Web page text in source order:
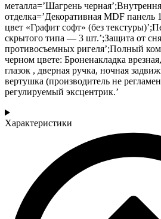
металла=’Шагрень
отделка=’Декоративная MDF панель
цвет «Графит софт» (без
скрытого типа — 3 шт.’;Защита от
противосъемных ригеля’;Полный
черном цвете: Броненакладка
глазок , дверная ручка, ночная
вертушка (производитель не
регулируемый эксцентрик.’
Характеристики